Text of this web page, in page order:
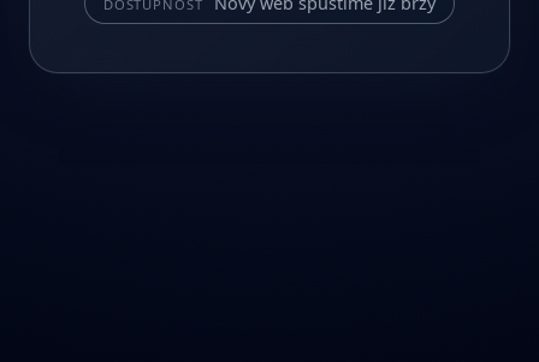
DOSTUPNOST